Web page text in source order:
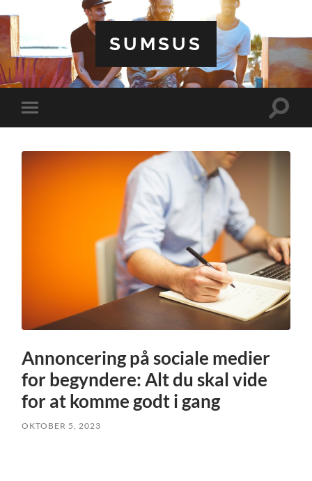
SUMSUS
Toggle
mobile
Toggle
Annoncering på sociale medier
for begyndere: Alt du skal vide
for at komme godt i gang
OKTOBER 5, 2023